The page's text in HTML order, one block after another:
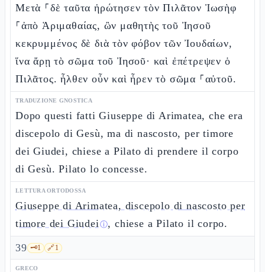
Μετὰ ⸀δὲ ταῦτα ἠρώτησεν τὸν Πιλᾶτον Ἰωσὴφ
⸀ἀπὸ Ἁριμαθαίας, ὢν μαθητὴς τοῦ Ἰησοῦ
κεκρυμμένος δὲ διὰ τὸν φόβον τῶν Ἰουδαίων,
ἵνα ἄρῃ τὸ σῶμα τοῦ Ἰησοῦ· καὶ ἐπέτρεψεν ὁ
Πιλᾶτος. ἦλθεν οὖν καὶ ἦρεν τὸ σῶμα ⸀αὐτοῦ.
TRADUZIONE GNOSTICA
Dopo questi fatti Giuseppe di Arimatea, che era
discepolo di Gesù, ma di nascosto, per timore
dei Giudei, chiese a Pilato di prendere il corpo
di Gesù. Pilato lo concesse.
LETTURA ORTODOSSA
Giuseppe di Arimatea, discepolo di nascosto per
timore dei Giudeiⓘ, chiese a Pilato il corpo.
39 🗝️1 🔗1
GRECO